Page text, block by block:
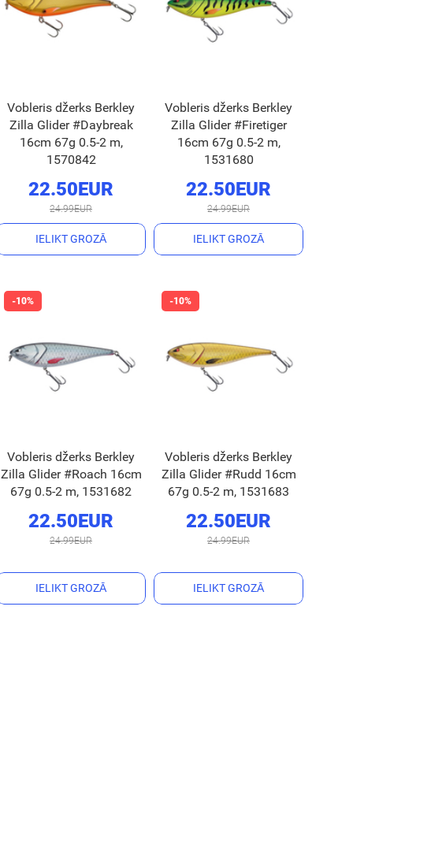
Vobleris džerks Berkley
Zilla Glider #Daybreak
16cm 67g 0.5-2 m,
1570842
22.50EUR
24.99EUR
IELIKT GROZĀ
Vobleris džerks Berkley
Zilla Glider #Firetiger
16cm 67g 0.5-2 m,
1531680
22.50EUR
24.99EUR
IELIKT GROZĀ
Vobleris džerks Berkley
Zilla Glider #Roach 16cm
67g 0.5-2 m, 1531682
22.50EUR
24.99EUR
IELIKT GROZĀ
Vobleris džerks Berkley
Zilla Glider #Rudd 16cm
67g 0.5-2 m, 1531683
22.50EUR
24.99EUR
IELIKT GROZĀ